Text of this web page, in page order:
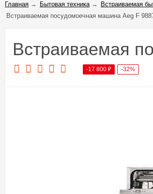
Главная → Бытовая техника→ Встраиваемая
Встраиваемая посудомоечная машина Aeg F
Встраиваемая
-17 800 ₽ -32%